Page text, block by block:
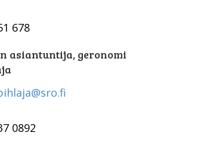
678
asiantuntija, geronomi
0892